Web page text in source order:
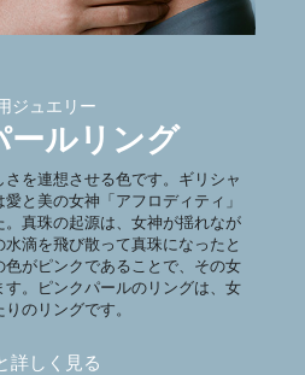
ジュエリー
ールリング
を連想させる色です。ギリシャ
と美の女神「アフロディティ」
。真珠の起源は、女神が揺れなが
滴を飛び散って真珠になったと
がピンクであることで、その女
。ピンクパールのリングは、女
のリングです。
詳しく見る